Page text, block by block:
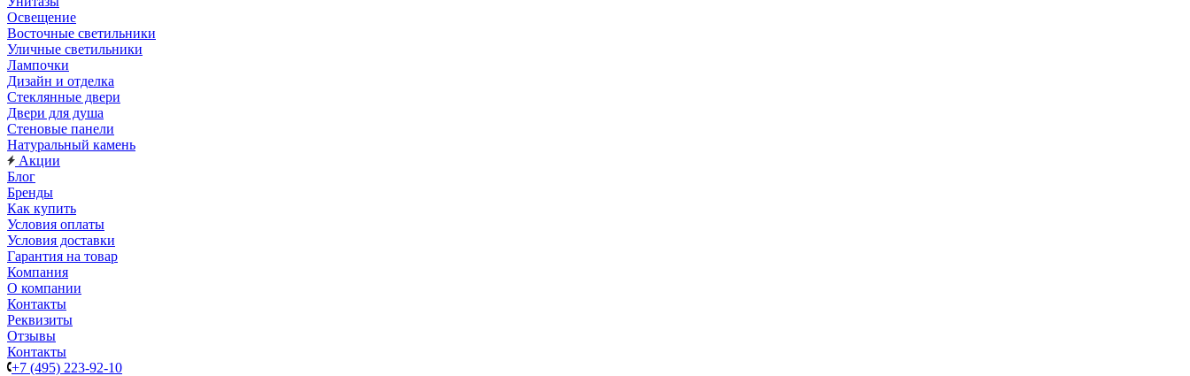
Освещение
Восточные светильники
Уличные светильники
Лампочки
Дизайн и отделка
Стеклянные двери
Двери для душа
Стеновые панели
Натуральный камень
Акции
Блог
Бренды
Как купить
Условия оплаты
Условия доставки
Гарантия на товар
Компания
О компании
Контакты
Реквизиты
Отзывы
Контакты
+7 (495) 223-92-10